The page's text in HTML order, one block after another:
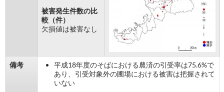
被害発生件数の比
較（件）
欠損値は被害なし
備考
平成18年度のそばにおける農済の引受率は75.6%で
あり、引受対象外の圃場における被害は把握されて
いない